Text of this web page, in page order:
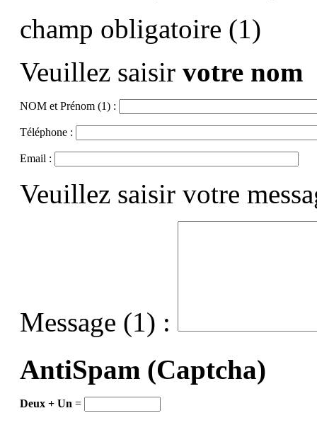
champ obligatoire (1)
Veuillez saisir votre nom
NOM et Prénom (1) :
Téléphone :
Email :
Veuillez saisir votre
Message (1) :
AntiSpam (Captcha)
Deux + Un =